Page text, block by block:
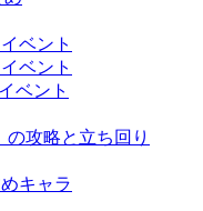
ベント
ベント
ベント
の攻略と立ち回り
キャラ